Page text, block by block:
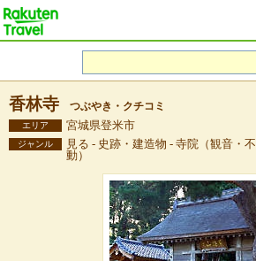
香林寺 つぶやき・クチコミ
エリア 宮城県登米市
ジャンル
見る - 史跡・建造物 - 寺院（観音・不
動）